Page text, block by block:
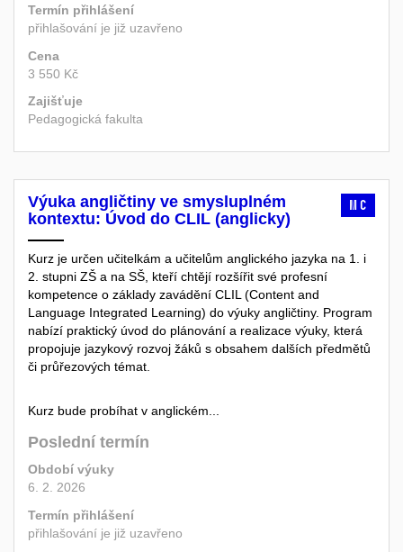
Termín přihlášení
přihlašování je již uzavřeno
Cena
3 550 Kč
Zajišťuje
Pedagogická fakulta
Výuka angličtiny ve smysluplném
kontextu: Úvod do CLIL (anglicky)
MC
Kurz je určen učitelkám a učitelům anglického jazyka na 1. i
2. stupni ZŠ a na SŠ, kteří chtějí rozšířit své profesní
kompetence o základy zavádění CLIL (Content and
Language Integrated Learning) do výuky angličtiny. Program
nabízí praktický úvod do plánování a realizace výuky, která
propojuje jazykový rozvoj žáků s obsahem dalších předmětů
či průřezových témat.
Kurz bude probíhat v anglickém...
Poslední termín
Období výuky
6. 2. 2026
Termín přihlášení
přihlašování je již uzavřeno